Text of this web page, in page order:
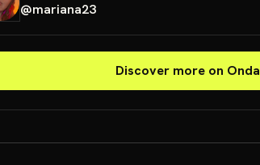
@mariana23
Discover more on Onda